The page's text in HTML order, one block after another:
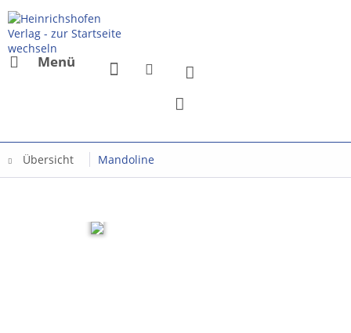
Menü
Übersicht Mandoline